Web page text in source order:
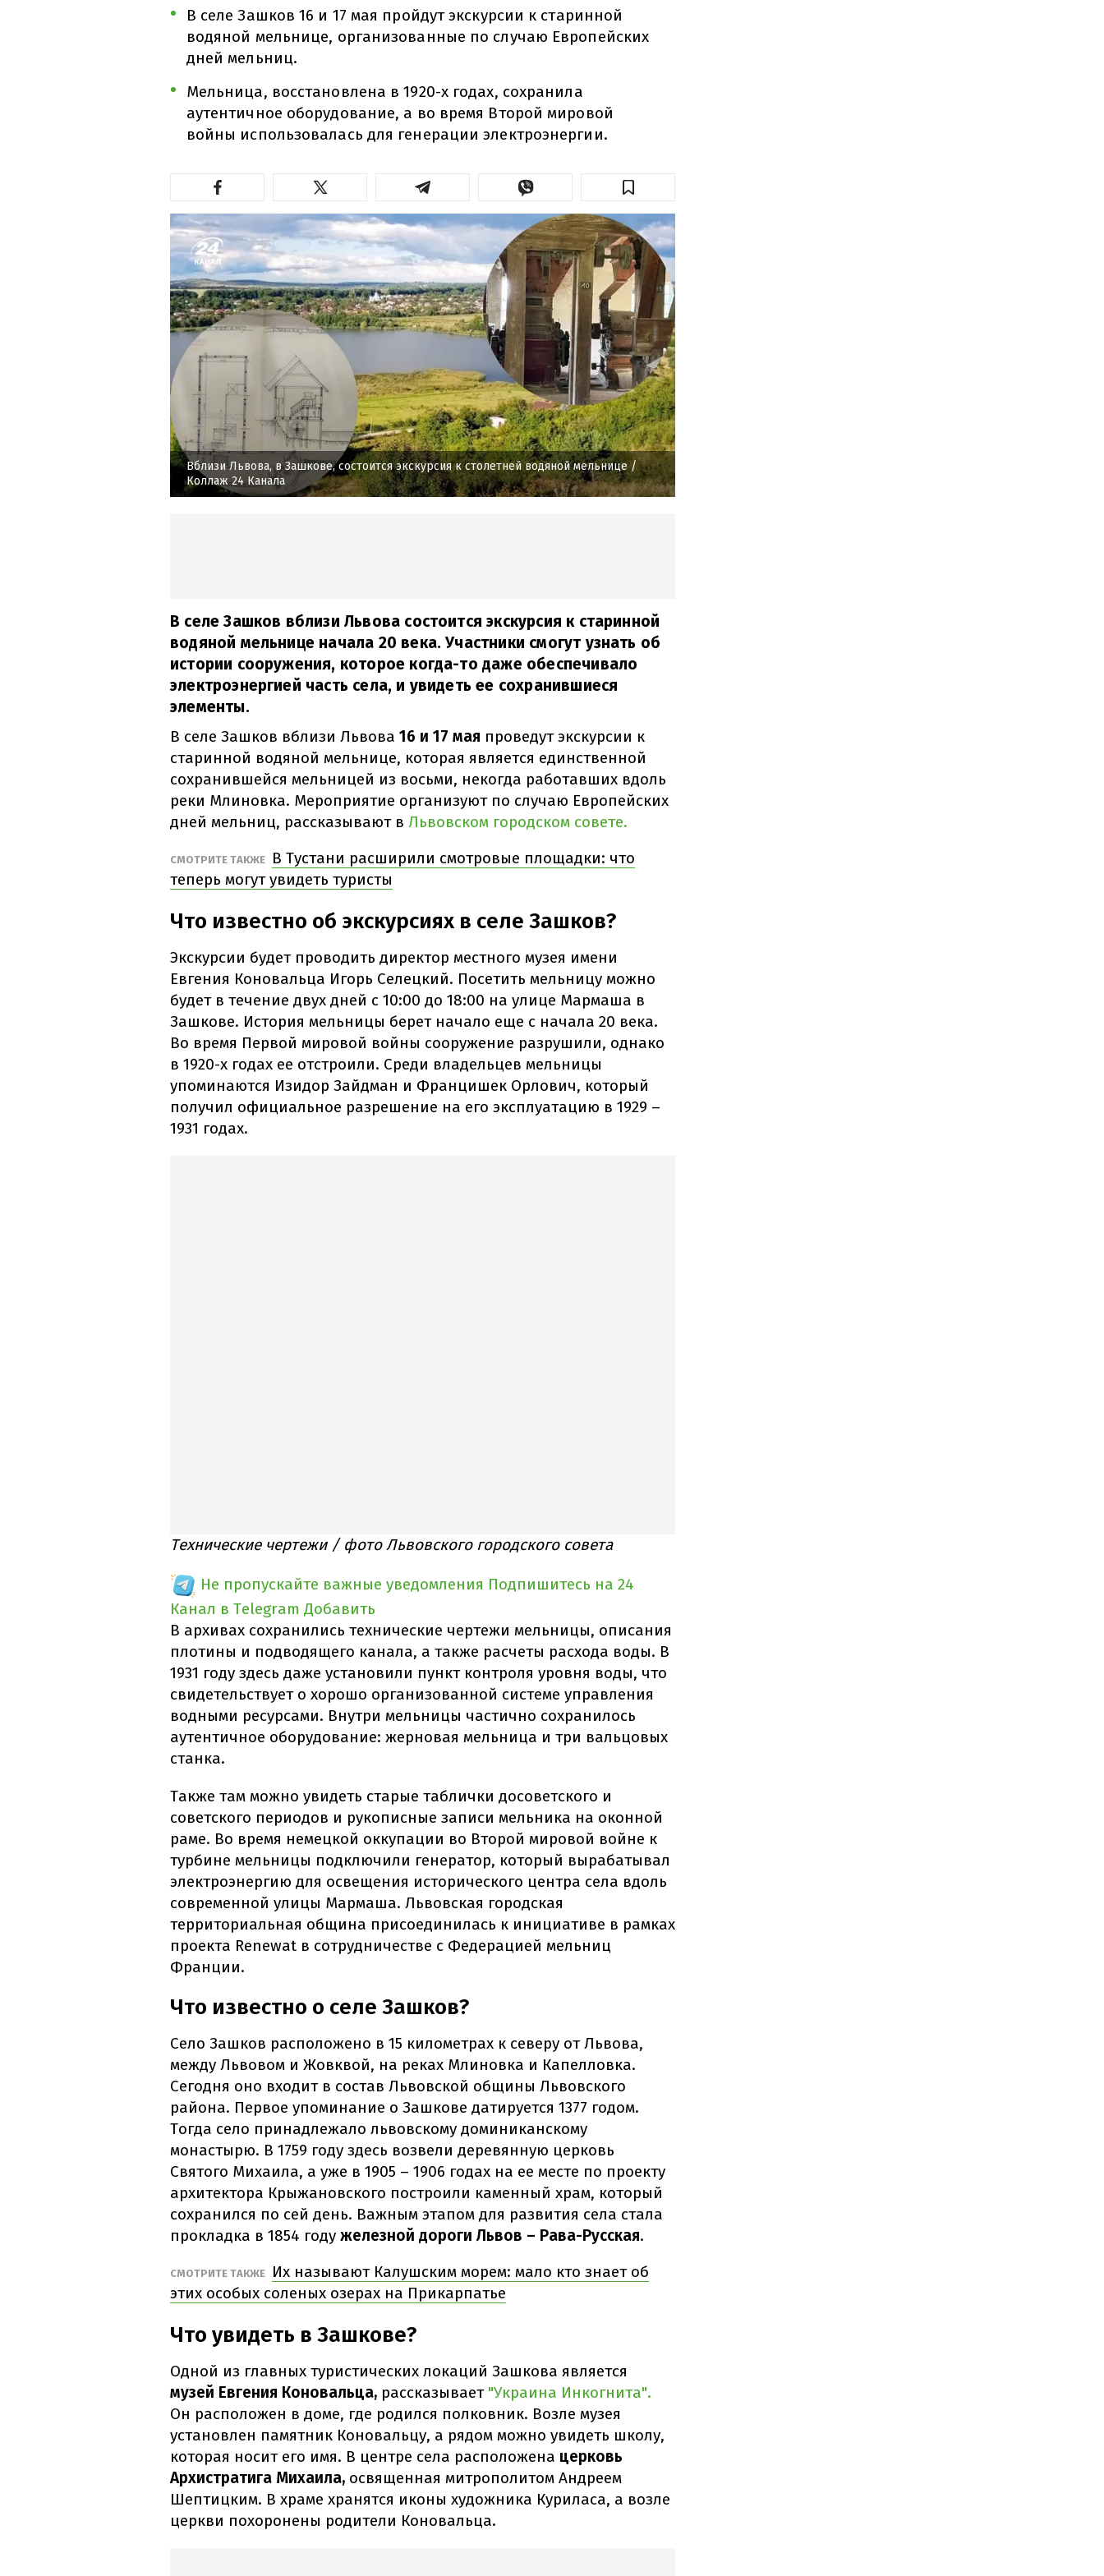
В селе Зашков 16 и 17 мая пройдут экскурсии к старинной
водяной мельнице, организованные по случаю Европейских
дней мельниц.
Мельница, восстановлена в 1920-х годах, сохранила
аутентичное оборудование, а во время Второй мировой
войны использовалась для генерации электроэнергии.
Вблизи Львова, в Зашкове, состоится экскурсия к столетней водяной мельнице/
Коллаж 24 Канала
В селе Зашков вблизи Львова состоится экскурсия к старинной
водяной мельнице начала 20 века. Участники смогут узнать об
истории сооружения, которое когда-то даже обеспечивало
электроэнергией часть села, и увидеть ее сохранившиеся
элементы.
В селе Зашков вблизи Львова 16 и 17 мая проведут экскурсии к
старинной водяной мельнице, которая является единственной
сохранившейся мельницей из восьми, некогда работавших вдоль
реки Млиновка. Мероприятие организуют по случаю Европейских
дней мельниц, рассказывают в Львовском городском совете.
СМОТРИТЕ ТАКЖЕ
В Тустани расширили смотровые площадки: что
теперь могут увидеть туристы
Что известно об экскурсиях в селе Зашков?
Экскурсии будет проводить директор местного музея имени
Евгения Коновальца Игорь Селецкий. Посетить мельницу можно
будет в течение двух дней с 10:00 до 18:00 на улице Мармаша в
Зашкове. История мельницы берет начало еще с начала 20 века.
Во время Первой мировой войны сооружение разрушили, однако
в 1920-х годах ее отстроили. Среди владельцев мельницы
упоминаются Изидор Зайдман и Францишек Орлович, который
получил официальное разрешение на его эксплуатацию в 1929 –
1931 годах.
Технические чертежи / фото Львовского городского совета
Не пропускайте важные уведомления Подпишитесь на 24
Канал в Telegram Добавить
В архивах сохранились технические чертежи мельницы, описания
плотины и подводящего канала, а также расчеты расхода воды. В
1931 году здесь даже установили пункт контроля уровня воды, что
свидетельствует о хорошо организованной системе управления
водными ресурсами. Внутри мельницы частично сохранилось
аутентичное оборудование: жерновая мельница и три вальцовых
станка.
Также там можно увидеть старые таблички досоветского и
советского периодов и рукописные записи мельника на оконной
раме. Во время немецкой оккупации во Второй мировой войне к
турбине мельницы подключили генератор, который вырабатывал
электроэнергию для освещения исторического центра села вдоль
современной улицы Мармаша. Львовская городская
территориальная община присоединилась к инициативе в рамках
проекта Renewat в сотрудничестве с Федерацией мельниц
Франции.
Что известно о селе Зашков?
Село Зашков расположено в 15 километрах к северу от Львова,
между Львовом и Жовквой, на реках Млиновка и Капелловка.
Сегодня оно входит в состав Львовской общины Львовского
района. Первое упоминание о Зашкове датируется 1377 годом.
Тогда село принадлежало львовскому доминиканскому
монастырю. В 1759 году здесь возвели деревянную церковь
Святого Михаила, а уже в 1905 – 1906 годах на ее месте по проекту
архитектора Крыжановского построили каменный храм, который
сохранился по сей день. Важным этапом для развития села стала
прокладка в 1854 году железной дороги Львов – Рава-Русская.
СМОТРИТЕ ТАКЖЕ
Их называют Калушским морем: мало кто знает об
этих особых соленых озерах на Прикарпатье
Что увидеть в Зашкове?
Одной из главных туристических локаций Зашкова является
музей Евгения Коновальца, рассказывает "Украина Инкогнита".
Он расположен в доме, где родился полковник. Возле музея
установлен памятник Коновальцу, а рядом можно увидеть школу,
которая носит его имя. В центре села расположена церковь
Архистратига Михаила, освященная митрополитом Андреем
Шептицким. В храме хранятся иконы художника Куриласа, а возле
церкви похоронены родители Коновальца.